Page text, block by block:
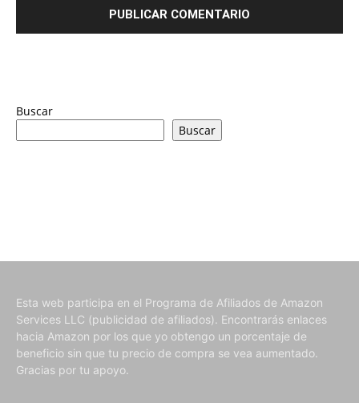
Buscar
Buscar
Esta web participa en el Programa de Afiliados de Amazon
Services LLC (publicidad de afiliados). Encontrarás enlaces
hacia Amazon por los que yo obtengo un porcentaje de
beneficio sin que tu precio de compra se vea aumentado.
Gracias por tu apoyo.